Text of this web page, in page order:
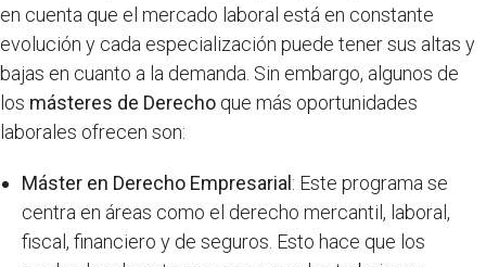
en cuenta que el mercado laboral está en constante
evolución y cada especialización puede tener sus altas y
bajas en cuanto a la demanda. Sin embargo, algunos de
los másteres de Derecho que más oportunidades
laborales ofrecen son:
Máster en Derecho Empresarial : Este programa se
centra en áreas como el derecho mercantil, laboral,
fiscal, financiero y de seguros. Esto hace que los